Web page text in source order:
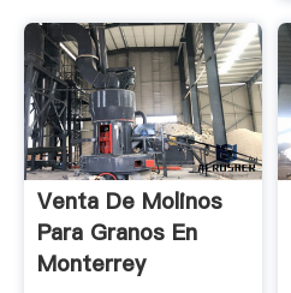
Venta De Molinos
Para Granos En
Monterrey